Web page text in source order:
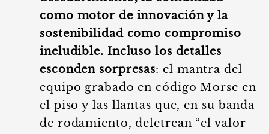
como motor de innovación y la
sostenibilidad como compromiso
ineludible. Incluso los detalles
esconden sorpresas: el mantra del
equipo grabado en código Morse en
el piso y las llantas que, en su banda
de rodamiento, deletrean “el valor